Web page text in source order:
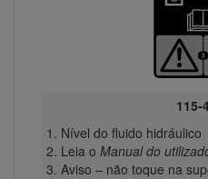
115-
Nível do fluido hidráulico
Leia o Manual do
Aviso – não toque na